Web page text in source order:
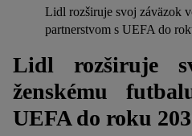
Lidl rozširuje svoj záväzok
partnerstvom s UEFA do
Lidl rozširuje
ženskému
UEFA do roku